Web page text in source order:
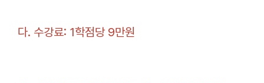
다. 수강료: 1학점당 9만원